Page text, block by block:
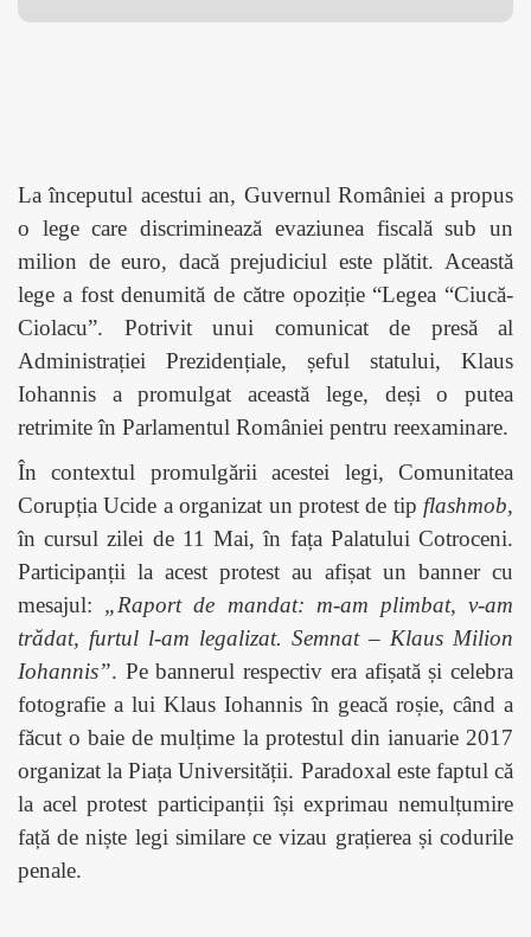
La începutul acestui an, Guvernul României a propus
o lege care discriminează evaziunea fiscală sub un
milion de euro, dacă prejudiciul este plătit. Această
lege a fost denumită de către opoziție “Legea “Ciucă-
Ciolacu”. Potrivit unui comunicat de presă al
Administrației Prezidențiale, șeful statului, Klaus
Iohannis a promulgat această lege, deși o putea
retrimite în Parlamentul României pentru reexaminare.
În contextul promulgării acestei legi, Comunitatea
Corupția Ucide a organizat un protest de tip flashmob,
în cursul zilei de 11 Mai, în fața Palatului Cotroceni.
Participanții la acest protest au afișat un banner cu
mesajul: „Raport de mandat: m-am plimbat, v-am
trădat, furtul l-am legalizat. Semnat – Klaus Milion
Iohannis”. Pe bannerul respectiv era afișată și celebra
fotografie a lui Klaus Iohannis în geacă roșie, când a
făcut o baie de mulțime la protestul din ianuarie 2017
organizat la Piața Universității. Paradoxal este faptul că
la acel protest participanții își exprimau nemulțumire
față de niște legi similare ce vizau grațierea și codurile
penale.